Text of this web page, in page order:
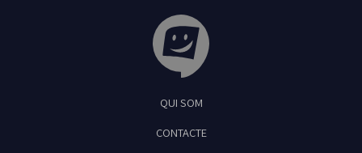
Feliu de Guíxols
QUI SOM
CONTACTE